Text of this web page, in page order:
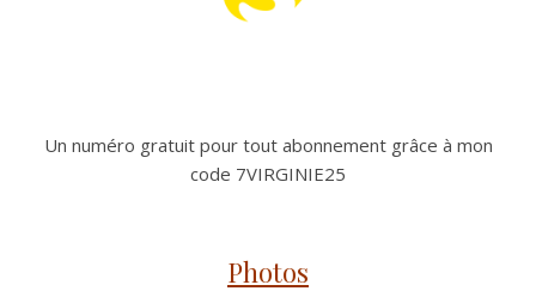
Un numéro gratuit pour tout abonnement grâce à mon
code 7VIRGINIE25
Photos